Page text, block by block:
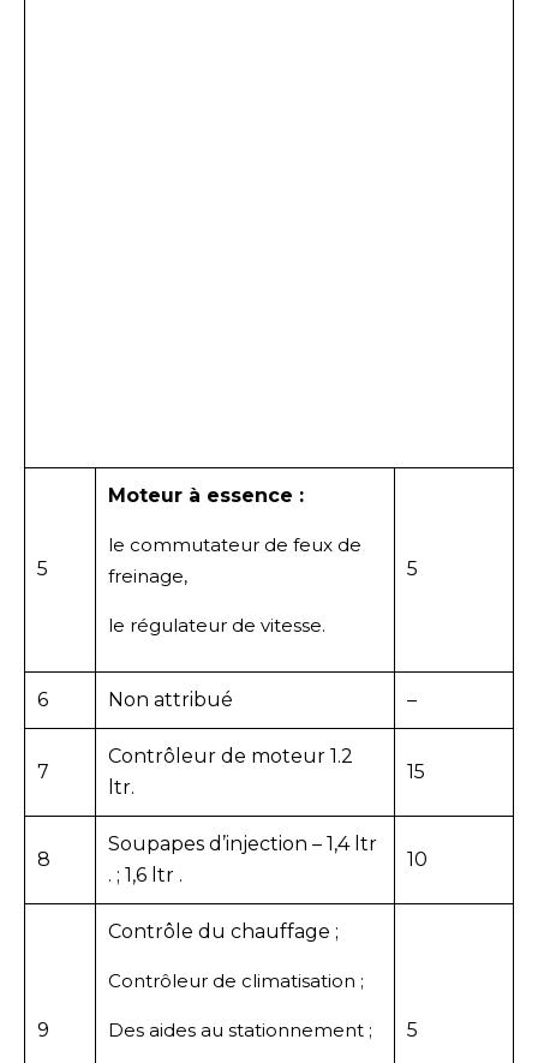
5
Moteur à essence :
le commutateur de feux de
freinage,
le régulateur de vitesse.
5
6 Non attribué –
7
Contrôleur de moteur 1.2
ltr.
15
8
Soupapes d’injection – 1,4 ltr
. ; 1,6 ltr .
10
9
Contrôle du chauffage ;
Contrôleur de climatisation ;
Des aides au stationnement ; 5